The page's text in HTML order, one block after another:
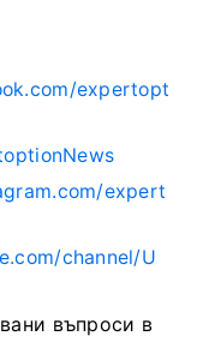
expertopt
expert
channel/U
въпроси в